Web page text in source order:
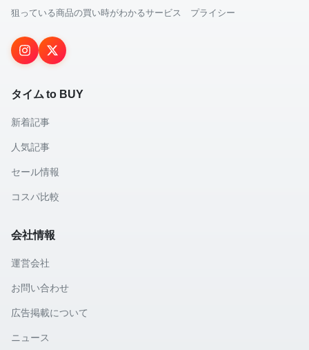
狙っている商品の買い時がわかるサービス プライシー
タイム to BUY
新着記事
人気記事
セール情報
コスパ比較
会社情報
運営会社
お問い合わせ
広告掲載について
ニュース